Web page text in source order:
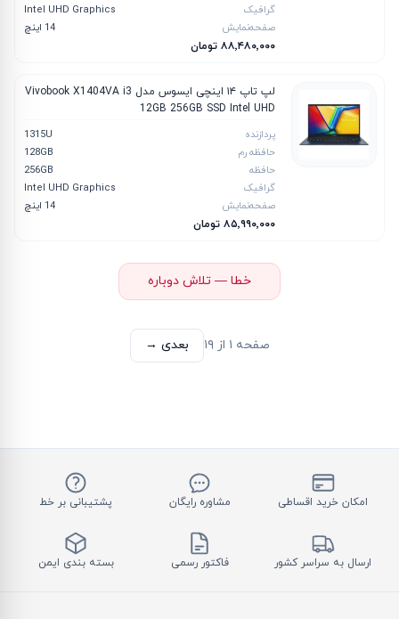
گرافیک
Intel UHD Graphics
صفحه‌نمایش
14 اینچ
۸۸٬۴۸۰٬۰۰۰ تومان
لپ تاپ ۱۴ اینچی ایسوس مدل Vivobook X1404VA i3
12GB 256GB SSD Intel UHD
پردازنده
1315U
حافظه رم
128GB
حافظه
256GB
گرافیک
Intel UHD Graphics
صفحه‌نمایش
14 اینچ
۸۵٬۹۹۰٬۰۰۰ تومان
خطا — تلاش دوباره
صفحه ۱ از ۱۹ بعدی →
امکان خرید اقساطی مشاوره رایگان پشتیبانی بر خط
ارسال به سراسر کشور فاکتور رسمی بسته بندی ایمن